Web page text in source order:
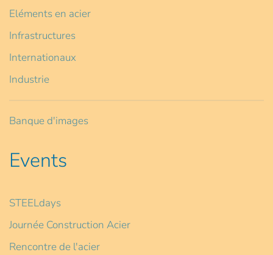
Eléments en acier
Infrastructures
Internationaux
Industrie
Banque d'images
Events
STEELdays
Journée Construction Acier
Rencontre de l'acier